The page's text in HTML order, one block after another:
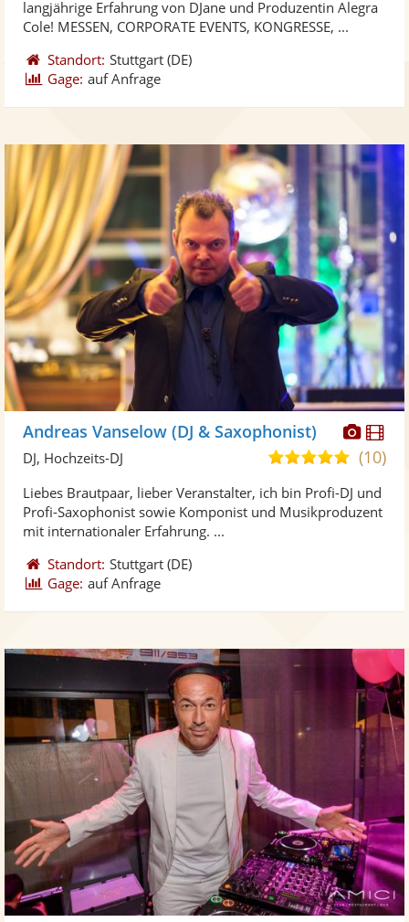
Sternen
langjährige Erfahrung von DJane und Produzentin Alegra
Cole! MESSEN, CORPORATE EVENTS, KONGRESSE, ...
Standort: Stuttgart (DE)
Gage: auf Anfrage
Fotos
Andreas Vanselow (DJ & Saxophonist)
5,0
5
(10)
DJ, Hochzeits-DJ
Liebes Brautpaar, lieber Veranstalter, ich bin Profi-DJ und
Profi-Saxophonist sowie Komponist und Musikproduzent
mit internationaler Erfahrung. ...
Standort: Stuttgart (DE)
Gage: auf Anfrage